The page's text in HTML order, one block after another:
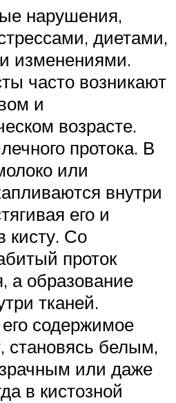
нарушения,
диетами,
изменениями.
часто возникают
и
возрасте.
протока. В
или
внутри
его и
кисту. Со
проток
а образование
тканей.
содержимое
становясь белым,
или даже
в кистозной